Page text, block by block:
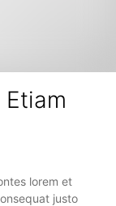
lorem et
justo